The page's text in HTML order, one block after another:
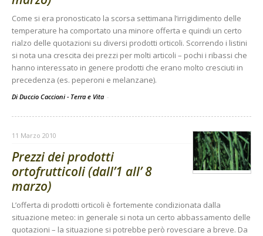
Come si era pronosticato la scorsa settimana l’irrigidimento delle
temperature ha comportato una minore offerta e quindi un certo
rialzo delle quotazioni su diversi prodotti orticoli. Scorrendo i listini
si nota una crescita dei prezzi per molti articoli – pochi i ribassi che
hanno interessato in genere prodotti che erano molto cresciuti in
precedenza (es. peperoni e melanzane).
Di Duccio Caccioni - Terra e Vita -
11 Marzo 2010
Prezzi dei prodotti
ortofrutticoli (dall’1 all’ 8
marzo)
L’offerta di prodotti orticoli è fortemente condizionata dalla
situazione meteo: in generale si nota un certo abbassamento delle
quotazioni – la situazione si potrebbe però rovesciare a breve. Da